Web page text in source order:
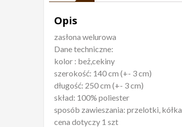
Opis
zasłona welurowa
Dane techniczne:
kolor : beż,cekiny
szerokość: 140 cm (+- 3 cm)
długość: 250 cm (+- 3 cm)
skład: 100% poliester
sposób zawieszania: przelotki, kółka
cena dotyczy 1 szt